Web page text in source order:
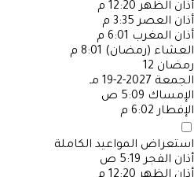
أذان الظهر 12:20 م
أذان العصر 3:35 م
أذان المغرب 6:01 م
العشاء (رمضان) 8:01 م
رمضان 12
الجمعة 2027-2-19 مـ
الإمساك 5:09 ص
الإفطار 6:02 م
استعراض المواعيد الكاملة
أذان الفجر 5:19 ص